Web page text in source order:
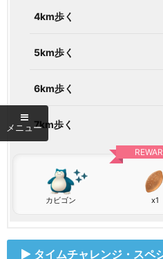
4km歩く
5km歩く
6km歩く
7km歩く
カビゴン x1
タイムチャレンジ・スペ